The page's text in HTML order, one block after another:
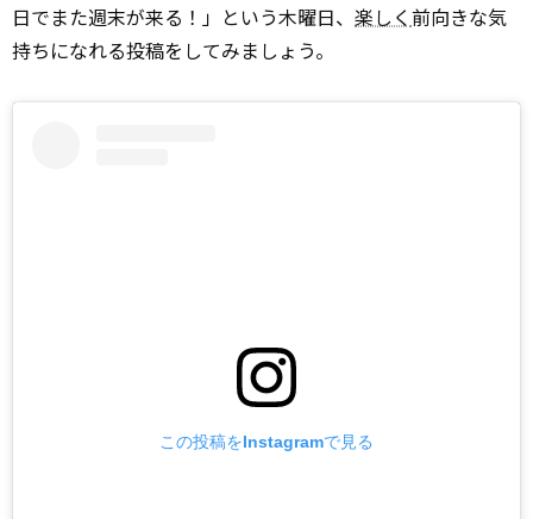
日でまた週末が来る！」という木曜日、 楽しく前向きな気
持ちになれる投稿をしてみましょう。
この投稿をInstagramで見る